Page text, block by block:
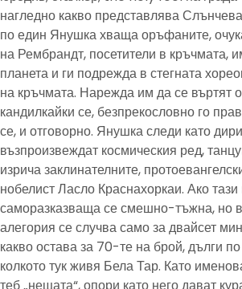
нагледно какво представлява
по един Янушка хваща оръфаните,
на Рембрандт, посетители в кръчмата,
планета и ги подрежда в стегната
на кръчмата. Нарежда им да се въртят
кандилкайки се, безпрекословно го
се, и отговорно. Янушка следи като
възпроизвеждат космическия ред,
изрича заклинателните,
нобелист Ласло Краснахоркаи. Ако тази
саморазказваща се смешно-тъжна, но
алегория се случва само за двайсет
какво остава за 70-те на брой, дълги
колкото тук живя Бела Тар. Като
теб „нещата“, опори като него дават